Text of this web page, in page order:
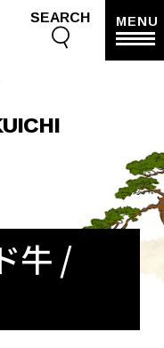
SEARCH MENU
牛 /